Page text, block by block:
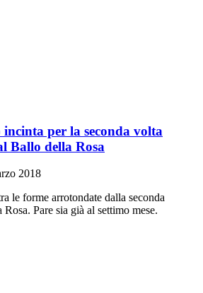
per la seconda volta
Ballo della Rosa
2018
le forme arrotondate dalla seconda
Pare sia già al settimo mese.